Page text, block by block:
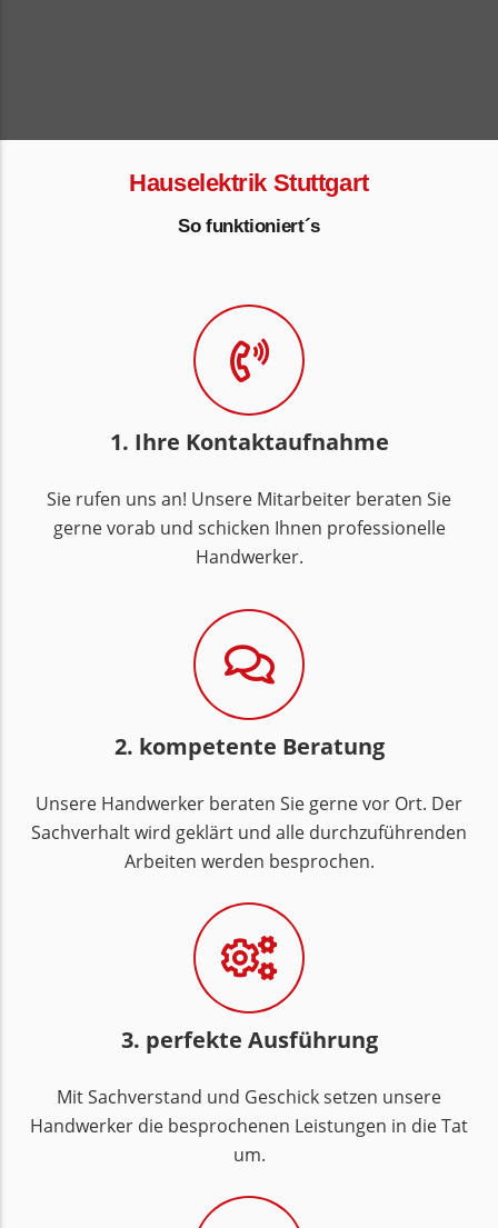
Hauselektrik Stuttgart
So funktioniert´s
1. Ihre Kontaktaufnahme
Sie rufen uns an! Unsere Mitarbeiter beraten Sie
gerne vorab und schicken Ihnen professionelle
Handwerker.
2. kompetente Beratung
Unsere Handwerker beraten Sie gerne vor Ort. Der
Sachverhalt wird geklärt und alle durchzuführenden
Arbeiten werden besprochen.
3. perfekte Ausführung
Mit Sachverstand und Geschick setzen unsere
Handwerker die besprochenen Leistungen in die Tat
um.